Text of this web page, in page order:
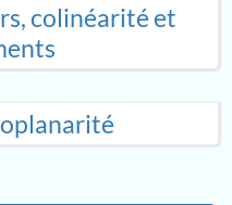
colinéarité et